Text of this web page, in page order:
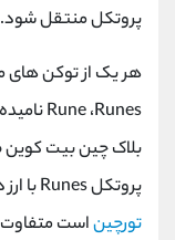
پروتکل منتقل شود.
هر یک از توکن های
Runes،Rune
بلاک چین بیت کوین
پروتکلRunesبا
تورچیناست متفاوت